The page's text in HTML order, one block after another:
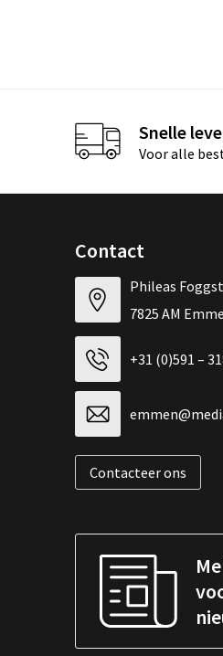
Snelle
Voor alle
Contact
Phileas
7825 AM
+31 (0)591 –
Contacteer ons